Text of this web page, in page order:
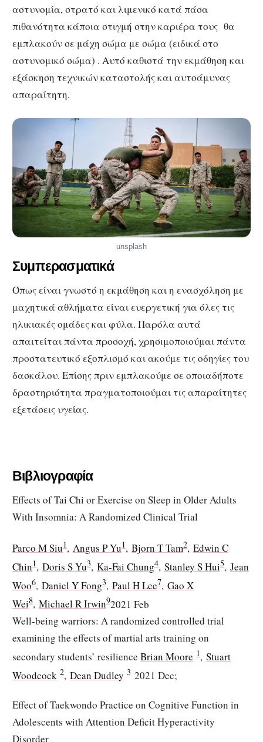
αστυνομία, στρατό και λιμενικό κατά πάσα
πιθανότητα κάποια στιγμή στην καριέρα τους θα
εμπλακούν σε μάχη σώμα με σώμα (ειδικά στο
αστυνομικό σώμα) . Αυτό καθιστά την εκμάθηση και
εξάσκηση τεχνικών καταστολής και αυτοάμυνας
απαραίτητη.
unsplash
Συμπερασματικά
Όπως είναι γνωστό η εκμάθηση και η ενασχόληση με
μαχητικά αθλήματα είναι ευεργετική για όλες τις
ηλικιακές ομάδες και φύλα. Παρόλα αυτά
απαιτείται πάντα προσοχή, χρησιμοποιούμαι πάντα
προστατευτικό εξοπλισμό και ακούμε τις οδηγίες του
δασκάλου. Επίσης πριν εμπλακούμε σε οποιαδήποτε
δραστηριότητα πραγματοποιούμαι τις απαραίτητες
εξετάσεις υγείας.
Βιβλιογραφία
Effects of Tai Chi or Exercise on Sleep in Older Adults
With Insomnia: A Randomized Clinical Trial
Parco M Siu1, Angus P Yu1, Bjorn T Tam2, Edwin C
Chin1, Doris S Yu3, Ka-Fai Chung4, Stanley S Hui5, Jean
Woo6, Daniel Y Fong3, Paul H Lee7, Gao X
Wei8, Michael R Irwin92021 Feb
Well-being warriors: A randomized controlled trial
examining the effects of martial arts training on
secondary students’ resilience Brian Moore 1, Stuart
Woodcock 2, Dean Dudley 3 2021 Dec;
Effect of Taekwondo Practice on Cognitive Function in
Adolescents with Attention Deficit Hyperactivity
Disorder